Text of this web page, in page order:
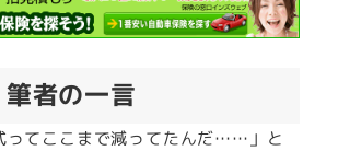
者の一言
ってここまで減ってたんだ……」と